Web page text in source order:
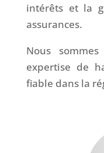
intérêts et la
assurances.
Nous
expertise de
fiable dans la